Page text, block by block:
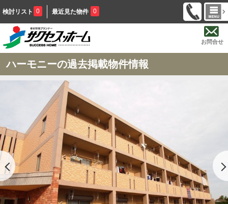
検討リスト 0 最近見た物件 0
お問合せ
ハーモニーの過去掲載物件情報